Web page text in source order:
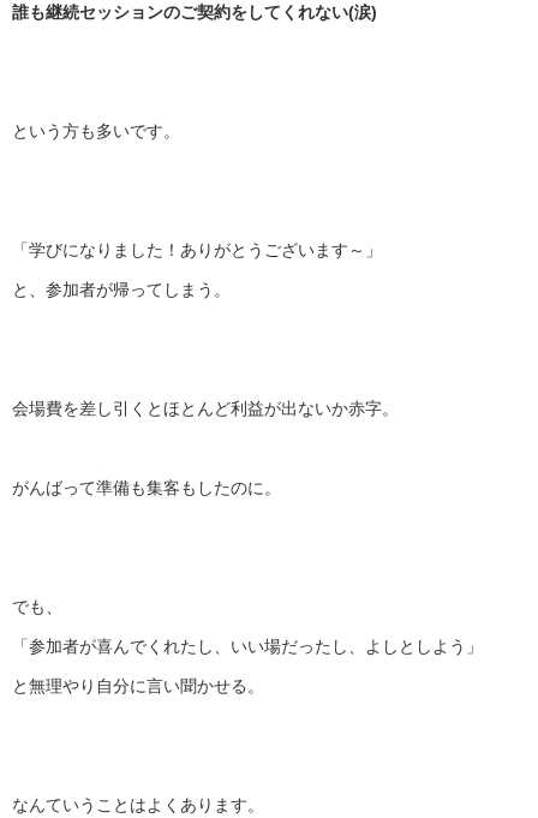
誰も継続セッションのご契約をしてくれない(涙)
という方も多いです。
「学びになりました！ありがとうございます～」
と、参加者が帰ってしまう。
会場費を差し引くとほとんど利益が出ないか赤字。
がんばって準備も集客もしたのに。
でも、
「参加者が喜んでくれたし、いい場だったし、よしとしよう」
と無理やり自分に言い聞かせる。
なんていうことはよくあります。